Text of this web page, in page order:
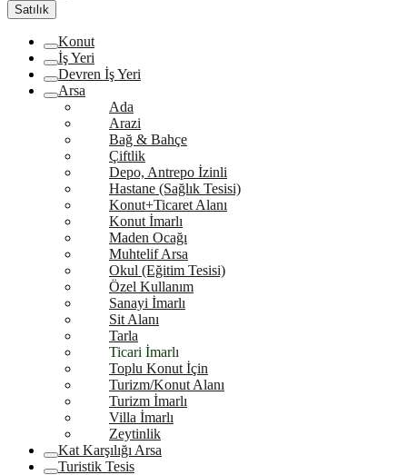
Satılık
Konut
İş Yeri
Devren İş Yeri
Arsa
Ada
Arazi
Bağ & Bahçe
Çiftlik
Depo, Antrepo İzinli
Hastane (Sağlık Tesisi)
Konut+Ticaret Alanı
Konut İmarlı
Maden Ocağı
Muhtelif Arsa
Okul (Eğitim Tesisi)
Özel Kullanım
Sanayi İmarlı
Sit Alanı
Tarla
Ticari İmarlı
Toplu Konut İçin
Turizm/Konut Alanı
Turizm İmarlı
Villa İmarlı
Zeytinlik
Kat Karşılığı Arsa
Turistik Tesis